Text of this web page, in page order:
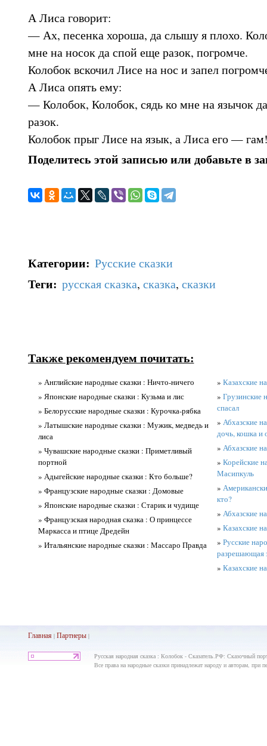
А Лиса говорит:
— Ах, песенка хороша, да слышу я плохо.
мне на носок да спой еще разок, погромче.
Колобок вскочил Лисе на нос и запел
А Лиса опять ему:
— Колобок, Колобок, сядь ко мне на язычок
разок.
Колобок прыг Лисе на язык, а Лиса его —
Поделитесь этой записью или добавьте в
Категории: Русские сказки
Теги: русская сказка, сказка, сказки
Также рекомендуем почитать:
» Английские народные сказки : Ничто-ничего
» Японские народные сказки : Кузьма и лис
» Белорусские народные сказки : Курочка-рябка
» Латышские народные сказки : Мужик, медведь и
лиса
» Чувашские народные сказки : Приметливый
портной
» Адыгейские народные сказки : Кто больше?
» Французские народные сказки : Домовые
» Японские народные сказки : Старик и чудище
» Французская народная сказка : О принцессе
Mаркасса и птице Дредейн
» Итальянские народные сказки : Массаро Правда
» Казахские
» Грузинские
спасал
» Абхазские
дочь, кошка и
» Абхазские
» Корейские
Масипкуль
»
кто?
» Абхазские
» Казахские
» Русские
разрешающая
» Казахские
Главная| Партнеры|
Русская народная сказка : Колобок - Сказатель.РФ: Сказочный
Все права на народные сказки принадлежат народу и авторам, при